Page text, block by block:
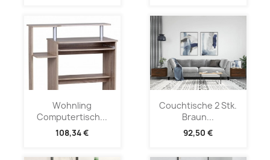
Wohnling
Computertisch...
108,34 €
Couchtische 2 Stk.
Braun...
92,50 €